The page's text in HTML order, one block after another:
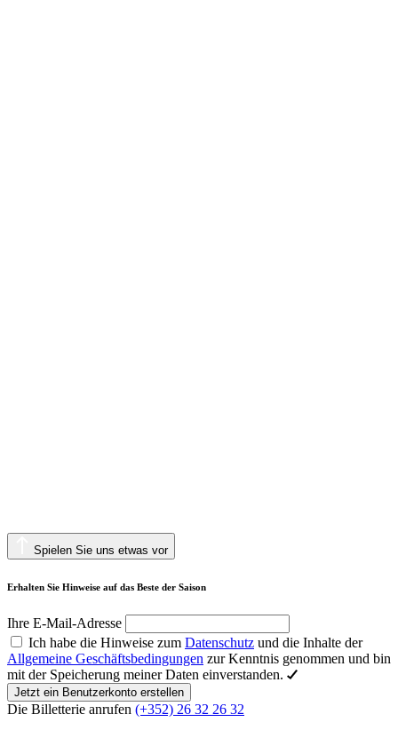
Spielen Sie uns etwas vor
Erhalten Sie Hinweise auf das Beste der Saison
Ihre E-Mail-Adresse
Ich habe die Hinweise zum Datenschutz und die Inhalte der
Allgemeine Geschäftsbedingungen zur Kenntnis genommen und bin
mit der Speicherung meiner Daten einverstanden.
Jetzt ein Benutzerkonto erstellen
Die Billetterie anrufen (+352) 26 32 26 32